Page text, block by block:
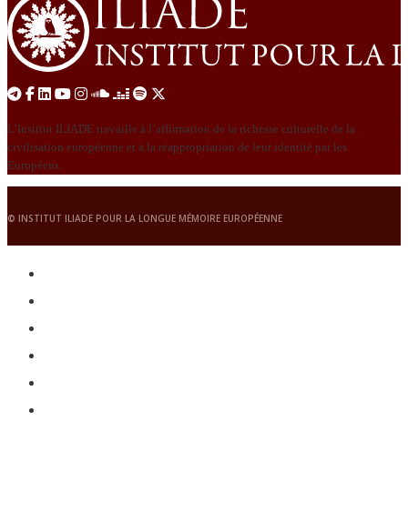
L’Institut ILIADE travaille à l’affirmation de la richesse culturelle de la
civilisation européenne et à la réappropriation de leur identité par les
Européens.
© INSTITUT ILIADE POUR LA LONGUE MÉMOIRE EUROPÉENNE